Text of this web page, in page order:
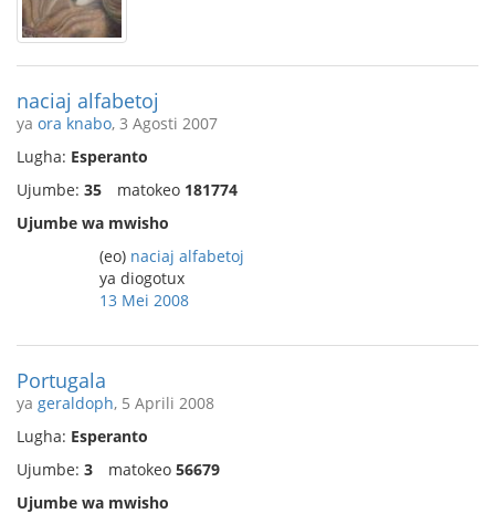
naciaj alfabetoj
ya ora knabo, 3 Agosti 2007
Lugha: Esperanto
Ujumbe: 35 matokeo 181774
Ujumbe wa mwisho
(eo) naciaj alfabetoj
ya diogotux
13 Mei 2008
Portugala
ya geraldoph, 5 Aprili 2008
Lugha: Esperanto
Ujumbe: 3 matokeo 56679
Ujumbe wa mwisho